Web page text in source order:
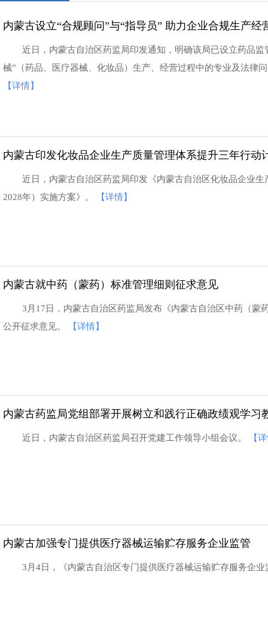
内蒙古设立“合规顾问”与“指导员” 助力企业合规生产经
近日，内蒙古自治区药监局印发通知，明确该局已设立药品
械”（药品、医疗器械、化妆品）生产、经营过程中的专业及法律
【详情】
内蒙古印发化妆品企业生产质量管理体系提升三年行动
近日，内蒙古自治区药监局印发《内蒙古自治区化妆品企业
2028年）实施方案》。
【详情】
内蒙古就中药（蒙药）标准管理细则征求意见
3月17日，内蒙古自治区药监局发布《内蒙古自治区中药（蒙
公开征求意见。
【详情】
内蒙古药监局党组部署开展树立和践行正确政绩观学习
近日，内蒙古自治区药监局召开党建工作领导小组会议。 【
内蒙古加强专门提供医疗器械运输贮存服务企业监管
3月4日，《内蒙古自治区专门提供医疗器械运输贮存服务企